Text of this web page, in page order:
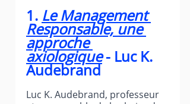
1. Le Management
Responsable, une
approche
axiologique - Luc K.
Audebrand
Luc K. Audebrand, professeur